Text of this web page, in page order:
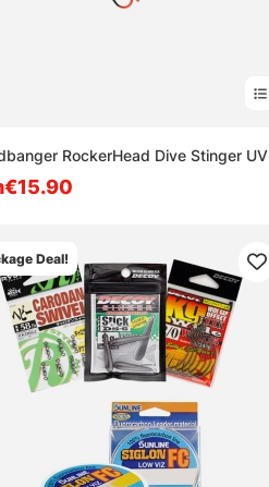
RockerHead Dive Stinger UV
Deal!